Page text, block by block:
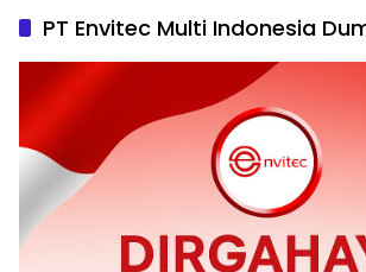
PT Envitec Multi Indonesia